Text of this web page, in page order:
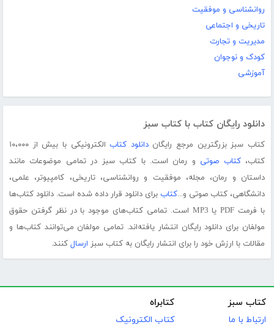
روانشناسی و موفقیت
تاریخی و اجتماعی
مدیریت و تجارت
کودک و نوجوان
آموزشی
دانلود رایگان کتاب با کتاب سبز
کتاب سبز بزرگترین مرجع رایگاندانلود کتاب
الکترونیکی با بیش از ۱۰،۰۰۰
کتاب،کتاب صوتی و رمان است. با کتاب سبز در تمامی موضوعات مانند
داستان و رمان، مجله، موفقیت و روانشناسی، تاریخی، کامپیوتر، علمی،
دانشگاهی، کتاب صوتی و...کتاب برای دانلود قرار داده شده است. دانلود کتاب‌ها
با فرمت PDF یا MP3 است. تمامی کتاب‌های موجود با در نظر گرفتن حقوق
مولفان برای دانلود رایگان انتشار یافته‌اند. تمامی مولفان می‌توانند کتاب‌ها و
مقالات با ارزش خود را برای انتشار رایگان به کتاب سبز ارسال کنند.
کتاب سبز
ارتباط با ما
کتابراه
کتاب الکترونیک